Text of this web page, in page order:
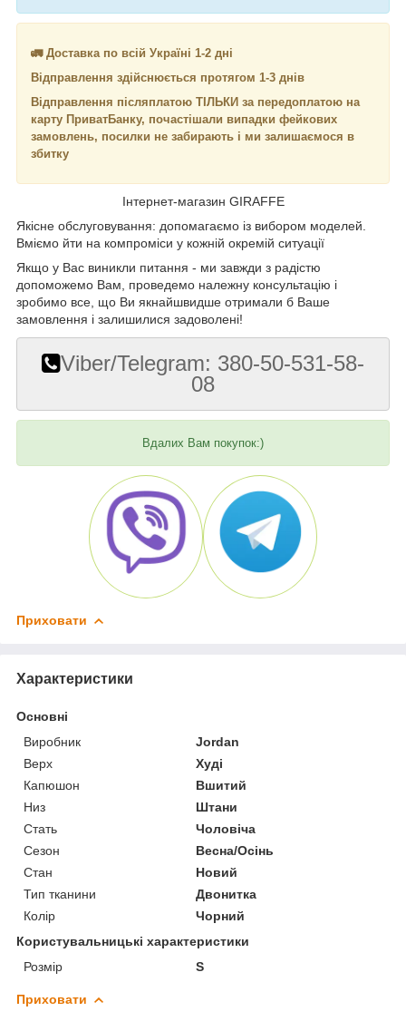
🚛 Доставка по всій Україні 1-2 дні
Відправлення здійснюється протягом 1-3 днів
Відправлення післяплатою ТІЛЬКИ за передоплатою на
карту ПриватБанку, почастішали випадки фейкових
замовлень, посилки не забирають і ми залишаємося в
збитку
Інтернет-магазин GIRAFFE
Якісне обслуговування: допомагаємо із вибором моделей.
Вміємо йти на компроміси у кожній окремій ситуації
Якщо у Вас виникли питання - ми завжди з радістю
допоможемо Вам, проведемо належну консультацію і
зробимо все, що Ви якнайшвидше отримали б Ваше
замовлення і залишилися задоволені!
Viber/Telegram: 380-50-531-58-
08
Вдалих Вам покупок:)
Приховати
Характеристики
Основні
Виробник
Jordan
Верх
Худі
Капюшон
Вшитий
Низ
Штани
Стать
Чоловіча
Сезон
Весна/Осінь
Стан
Новий
Тип тканини
Двонитка
Колір
Чорний
Користувальницькі характеристики
Розмір
S
Приховати